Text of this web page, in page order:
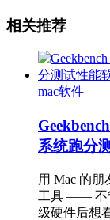
相关推荐
mac软件
系统跑分
用 Mac 的朋
工具 —— 不
级硬件后想